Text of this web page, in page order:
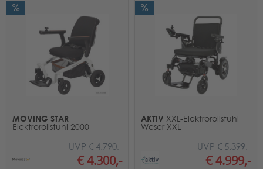
MOVING STAR
Elektrorollstuhl 2000
€ 4.300,-
UVP € 4.790,-
AKTIV XXL-Elektrorollstuhl
Weser XXL
€ 4.999,-
UVP € 5.399,-